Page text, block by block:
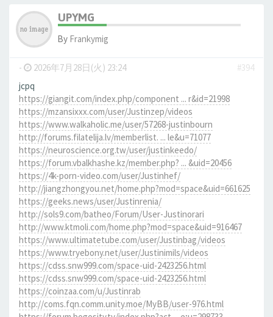
UPYMG
By Frankymig
- 2026年7月28日(火) 23:24
#394
jcpq
https://giangit.com/index.php/component ... r&id=21998
https://mzansixxx.com/user/Justinzep/videos
https://www.walkaholic.me/user/57268-justinbourn
http://forums.filatelija.lv/memberlist. ... le&u=71077
https://neuroscience.org.tw/user/justinkeedo/
https://forum.vbalkhashe.kz/member.php? ... &uid=20456
https://4k-porn-video.com/user/Justinhef/
http://jiangzhongyou.net/home.php?mod=space&uid=661625
https://geeks.news/user/Justinrenia/
http://sols9.com/batheo/Forum/User-Justinorari
http://www.ktmoli.com/home.php?mod=space&uid=916467
https://www.ultimatetube.com/user/Justinbag/videos
https://www.tryebony.net/user/Justinimils/videos
https://cdss.snw999.com/space-uid-2423256.html
https://cdss.snw999.com/space-uid-2423256.html
https://coinzaa.com/u/Justinrab
http://coms.fqn.comm.unity.moe/MyBB/user-976.html